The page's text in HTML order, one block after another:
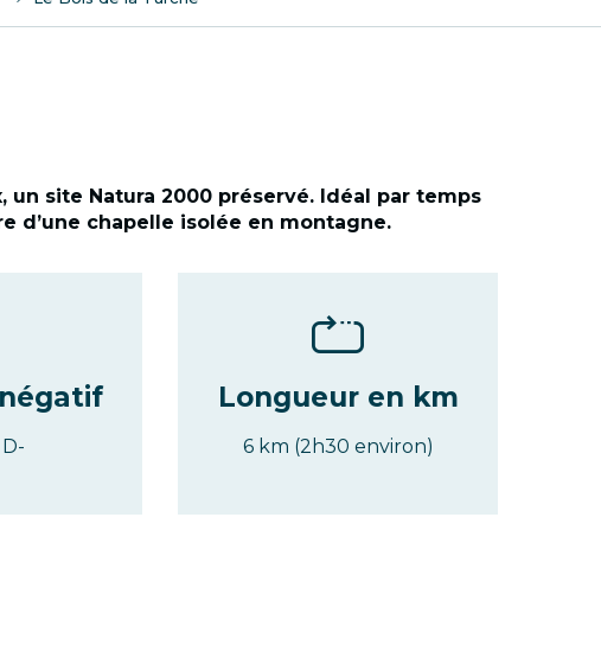
site Natura 2000 préservé. Idéal par temps
d’une chapelle isolée en montagne.
Longueur en km
6 km (2h30 environ)